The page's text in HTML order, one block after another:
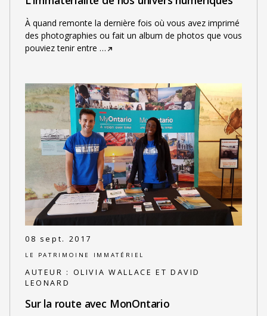
À quand remonte la dernière fois où vous avez imprimé
des photographies ou fait un album de photos que vous
pouviez tenir entre …
08 sept. 2017
LE PATRIMOINE IMMATÉRIEL
AUTEUR : OLIVIA WALLACE ET DAVID
LEONARD
Sur la route avec MonOntario